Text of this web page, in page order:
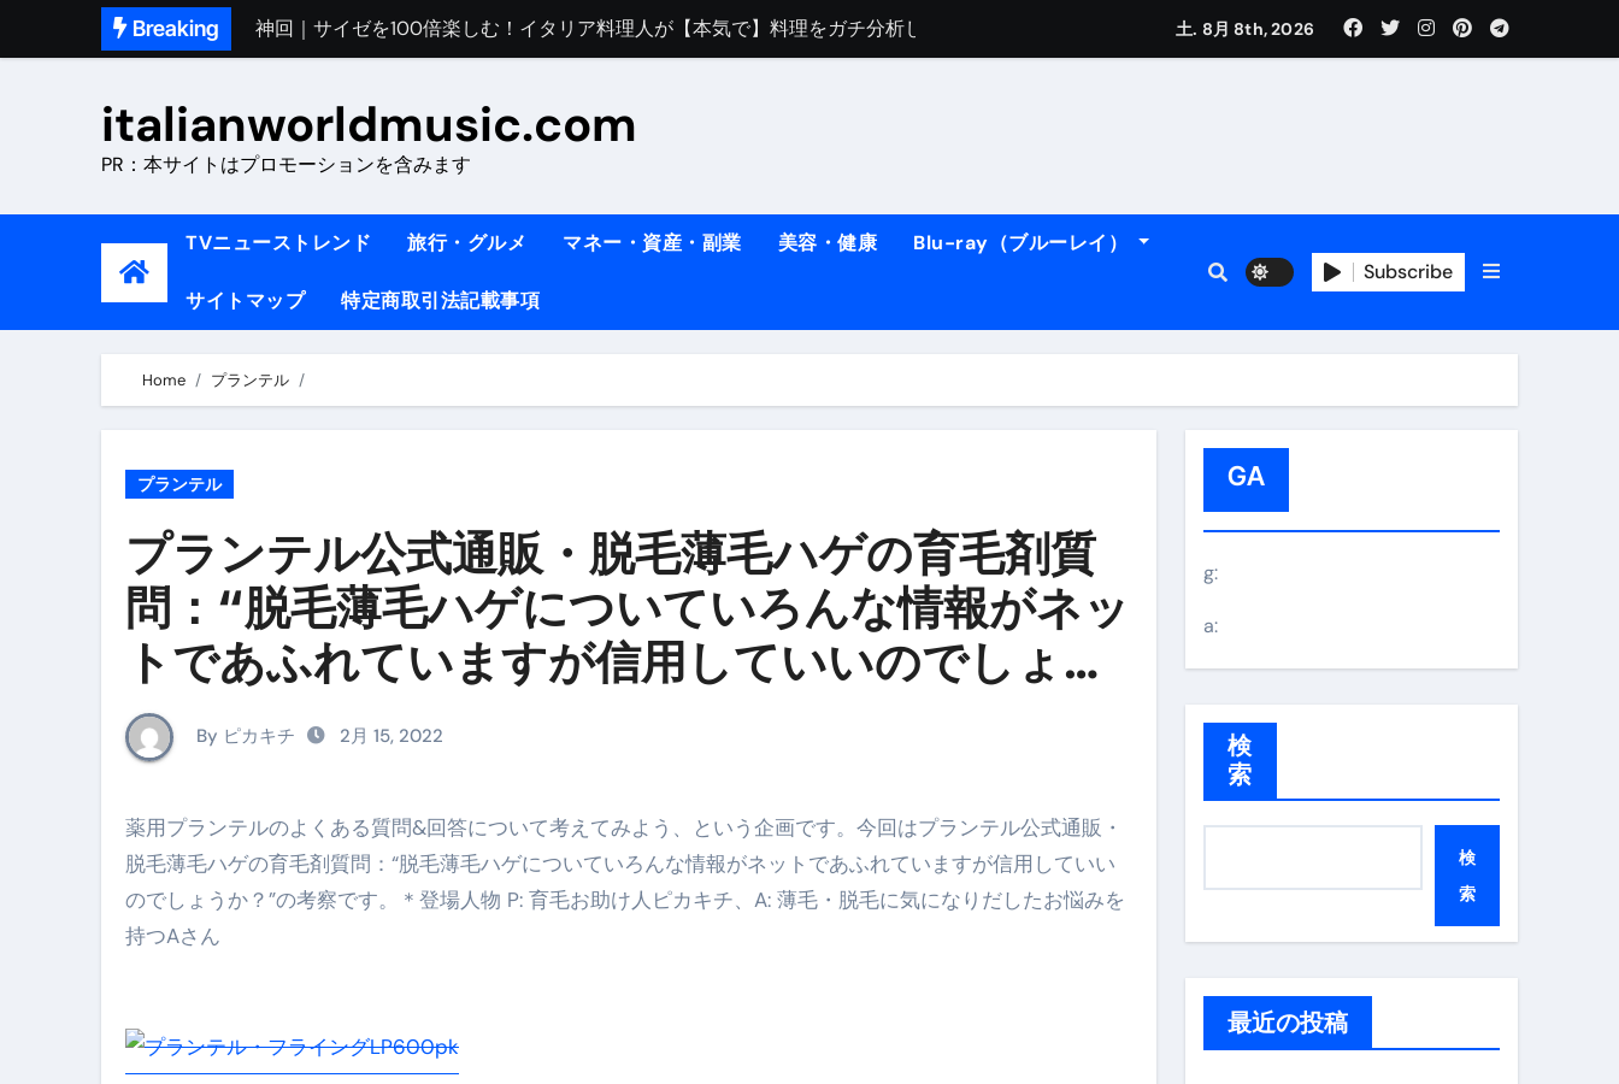
Breaking
初めてのイタリアで色気を出しすぎてほんまに申し訳ない件
イタリア人シェフに教わった｜ズッキーニのパスタ
​「イタリア旅行最高！いつか移住したい！」と思っている人が見たら、一瞬で現実に引き戻されるデータです。
イタリアNo. 1肉料理【ポルケッタ】スーパーの豚肉が大変身#shorts
南イタリアの楽園・ポジターノ＆アマルフィ海岸へ！
トラブル回避のリアルな裏技アド
ラビッド・ドッグズ （ブルーレイディスク）
【vlog】超弾丸！！！仕事終わりに3都市巡る、４泊６日イタリア女子旅vlog
イタリア料理店【営業風景】週末ビリビリのランチ営業
笑む窓のある家 4K修復版 （ブルーレイディスク）
ゼダー/死霊の復活祭 （ブルーレイディスク）
Lake Como, Italy VLOG | Awesome things to do in Lake Como!
【Instagram Live】イタリア行きの飛行機乗り遅れ事件について
フェノミナ-4K吹替音声収録版 SPECIAL-（4K ULTRA HD）
土. 8月 8th, 2026
italianworldmusic.com
PR：本サイトはプロモーションを含みます
TVニューストレンド 旅行・グルメ マネー・資産・副業 美容・健康 Blu-ray（ブルーレイ）
サイトマップ 特定商取引法記載事項
Subscribe
Home プランテル
プランテル
プランテル公式通販・脱毛薄毛ハゲの育毛剤質
問：“脱毛薄毛ハゲについていろんな情報がネッ
トであふれていますが信用していいのでしょう
か？”の考察
By ピカキチ 2月 15, 2022
薬用プランテルのよくある質問&回答について考えてみよう、という企画です。今回はプランテル公式通販・
脱毛薄毛ハゲの育毛剤質問：“脱毛薄毛ハゲについていろんな情報がネットであふれていますが信用していい
のでしょうか？”の考察です。＊登場人物 P: 育毛お助け人ピカキチ、A: 薄毛・脱毛に気になりだしたお悩みを
持つAさん
GA
g:
a:
検
索
検
索
最近の投稿